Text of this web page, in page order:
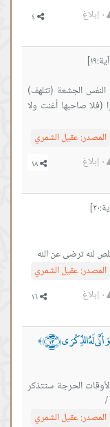
٠ إبلاغ
النفس الجشعة (تتلهف)
(فلا صاحبها أغنت ولا
المصدر:عقيل الشمري
٠ إبلاغ
لله ترضى عن الله
المصدر:عقيل الشمري
٠ إبلاغ
لَهُ الذِّكْرَى ﴿٢٣﴾ ﴾
الحرجة ستتذكر
/
المصدر:عقيل الشمري